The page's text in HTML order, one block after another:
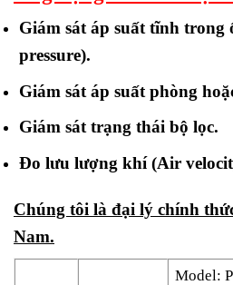
Giám sát áp suất tĩnh trong
pressure).
Giám sát áp suất phòng
Giám sát trạng thái bộ lọc.
Đo lưu lượng khí (Air
Chúng tôi là đại lý chính
Nam.
Model: